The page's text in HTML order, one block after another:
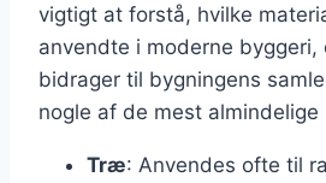
vigtigt at forstå, hvilke
anvendte i moderne byggeri,
bidrager til bygningens
nogle af de mest almindelige
Træ: Anvendes ofte til